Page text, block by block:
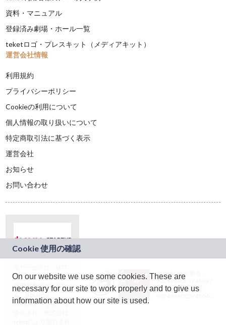
資料・マニュアル
登録済み劇場・ホール一覧
teketロゴ・プレスキット（メディアキット）
運営会社情報
利用規約
プライバシーポリシー
Cookieの利用について
個人情報の取り扱いについて
特定商取引法に基づく表示
運営会社
お知らせ
お問い合わせ
ドコモグループの新
規事業創出プログラ
ム「docomo
STARTUP」を通じて
JASRAC許諾番号：
9024936001Y45037
JASRAC許諾番号：
On our website we use some cookies. These are
necessary for our site to work properly and to give us
information about how our site is used.